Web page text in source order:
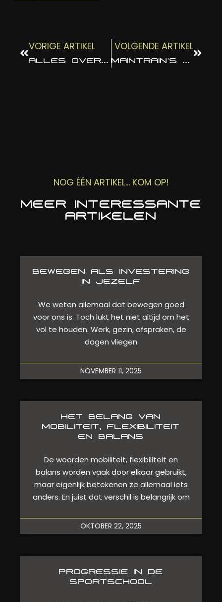
VORIGE ARTIKEL
ALLES OVER MAINTRAIN!
VOLGENDE ARTIKEL
MAINTRAIN’S BUSINESS BOOTCAMP
NOG ÉÉN ARTIKEL... KOM OP!
MEER INTERESSANTE
ARTIKELEN
BEWEGEN ALS INVESTERING
IN JEZELF
We weten allemaal dat bewegen goed
voor ons is. Toch lukt het niet altijd om het
vol te houden. Werk, gezin, afspraken, de
dagen vliegen
NOVEMBER 11, 2025
HET BELANG VAN
MOBILITEIT, FLEXIBILITEIT
EN BALANS
De woorden mobiliteit, flexibiliteit en
balans worden vaak door elkaar gebruikt,
maar eigenlijk betekenen ze allemaal iets
anders. En juist dat verschil is belangrijk om
OKTOBER 22, 2025
PROGRESSIE IN DE
SPORTSCHOOL